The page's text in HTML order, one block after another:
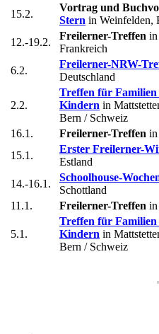
15.2.
Vortrag und
Stern in Weinfelden,
12.-19.2.
Freilerner-Treffen in
Frankreich
6.2.
Freilerner-NRW-
Deutschland
2.2.
Treffen für Familien
Kindern in
Bern / Schweiz
16.1.
Freilerner-Treffen in
15.1.
Erster Freilerner-
Estland
14.-16.1.
Schoolhouse-
Schottland
11.1.
Freilerner-Treffen in
5.1.
Treffen für Familien
Kindern in
Bern / Schweiz